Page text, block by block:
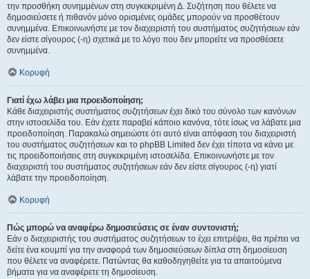
την προσθήκη συνημμένων στη συγκεκριμένη Δ. Συζήτηση που θέλετε να
δημοσιεύσετε ή πιθανόν μόνο ορισμένες ομάδες μπορούν να προσθέτουν
συνημμένα. Επικοινωνήστε με τον διαχειριστή του συστήματος συζητήσεων εάν
δεν είστε σίγουρος (-η) σχετικά με το λόγο που δεν μπορείτε να προσθέσετε
συνημμένα.
Κορυφή
Γιατί έχω λάβει μια προειδοποίηση;
Κάθε διαχειριστής συστήματος συζητήσεων έχει δικό του σύνολο των κανόνων
στην ιστοσελίδα του. Εάν έχετε παραβεί κάποιο κανόνα, τότε ίσως να λάβατε μια
προειδοποίηση. Παρακαλώ σημειώστε ότι αυτό είναι απόφαση του διαχειριστή
του συστήματος συζητήσεων και το phpBB Limited δεν έχει τίποτα να κάνει με
τις προειδοποιήσεις στη συγκεκριμένη ιστοσελίδα. Επικοινωνήστε με τον
διαχειριστή του συστήματος συζητήσεων εάν δεν είστε σίγουρος (-η) γιατί
λάβατε την προειδοποίηση.
Κορυφή
Πώς μπορώ να αναφέρω δημοσιεύσεις σε έναν συντονιστή;
Εάν ο διαχειριστής του συστήματος συζητήσεων το έχει επιτρέψει, θα πρέπει να
δείτε ένα κουμπί για την αναφορά των δημοσιεύσεων δίπλα στη δημοσίευση
που θέλετε να αναφέρετε. Πατώντας θα καθοδηγηθείτε για τα απαιτούμενα
βήματα για να αναφέρετε τη δημοσίευση.